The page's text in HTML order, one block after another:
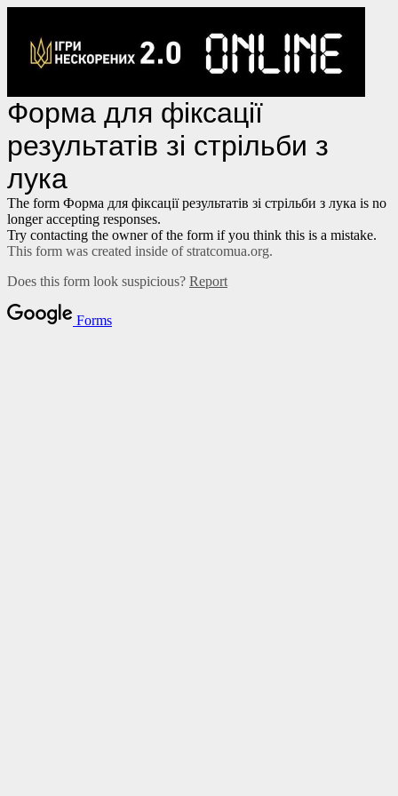
Форма для фіксації
результатів зі стрільби з
лука
The form Форма для фіксації результатів зі стрільби з лука is no
longer accepting responses.
Try contacting the owner of the form if you think this is a mistake.
This form was created inside of stratcomua.org.
Does this form look suspicious? Report
Forms